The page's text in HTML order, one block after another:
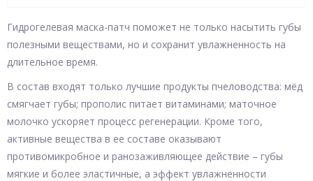
Гидрогелевая маска-патч поможет не только насытить губы
полезными веществами, но и сохранит увлажненность на
длительное время.
В состав входят только лучшие продукты пчеловодства: мёд
смягчает губы; прополис питает витаминами; маточное
молочко ускоряет процесс регенерации. Кроме того,
активные вещества в ее составе оказывают
противомикробное и ранозаживляющее действие – губы
мягкие и более эластичные, а эффект увлажненности